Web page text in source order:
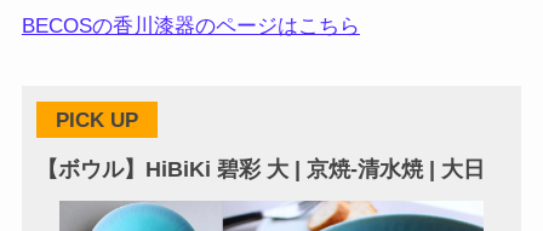
BECOSの香川漆器のページはこちら
PICK UP
【ボウル】HiBiKi 碧彩 大 | 京焼-清水焼 | 大日